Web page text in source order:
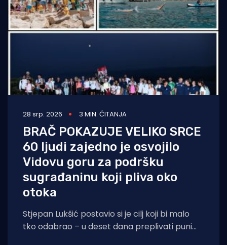
28 srp. 2026 3 MIN. ČITANJA
BRAČ POKAZUJE VELIKO SRCE
60 ljudi zajedno je osvojilo
Vidovu goru za podršku
sugrađaninu koji pliva oko
otoka
Stjepan Lukšić postavio si je cilj koji bi malo
tko odabrao – u deset dana preplivati puni